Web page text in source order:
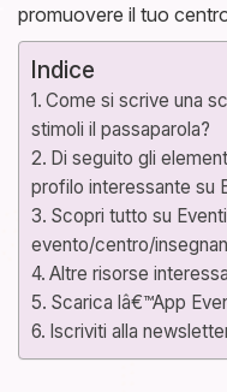
promuovere il tuo
Indice
Come si scrive una
stimoli il passaparola?
Di seguito gli
profilo interessante su
Scopri tutto su
evento/centro/
Altre risorse
Scarica lâ€™App
Iscriviti alla